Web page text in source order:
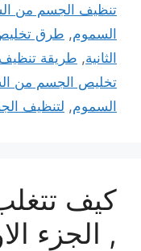
تنظيف الجسم من
السموم, طرق
الثانية, طريقة
تخليص الجسم من
السموم, لتنظيف
كيف
, الجزء